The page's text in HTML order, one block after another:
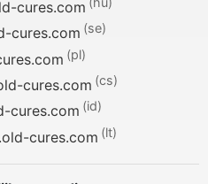
cures.com
cures.com
cures.com
cures.com
cures.com